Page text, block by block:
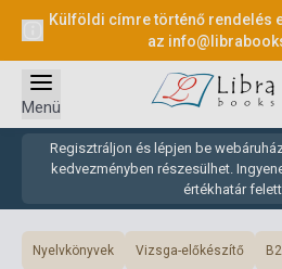
Külföldi címre történő rendelés
az
Regisztráljon és lépjen be
kedvezményben részesülhet.
értékhatár
Menü
Nyelvkönyvek Vizsga-előkészítő